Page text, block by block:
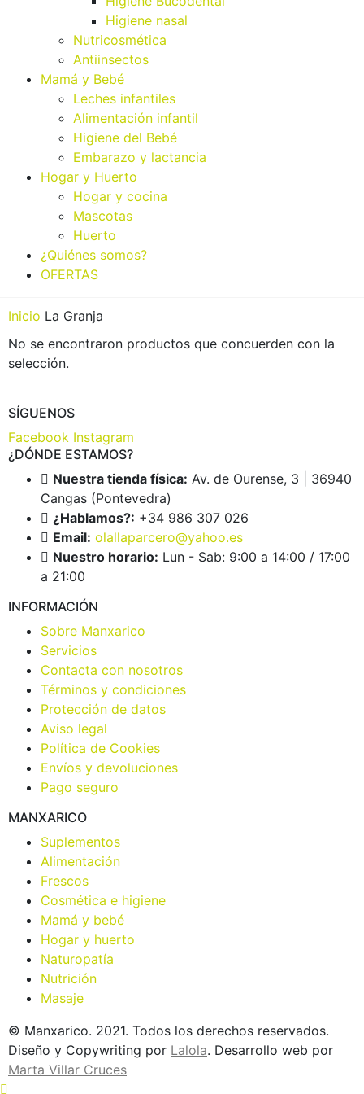
Higiene nasal
Nutricosmética
Antiinsectos
Mamá y Bebé
Leches infantiles
Alimentación infantil
Higiene del Bebé
Embarazo y lactancia
Hogar y Huerto
Hogar y cocina
Mascotas
Huerto
¿Quiénes somos?
OFERTAS
Inicio La Granja
No se encontraron productos que concuerden con la
selección.
SÍGUENOS
Facebook Instagram
¿DÓNDE ESTAMOS?
Nuestra tienda física: Av. de Ourense, 3 | 36940
Cangas (Pontevedra)
¿Hablamos?: +34 986 307 026
Email: olallaparcero@yahoo.es
Nuestro horario: Lun - Sab: 9:00 a 14:00 / 17:00
a 21:00
INFORMACIÓN
Sobre Manxarico
Servicios
Contacta con nosotros
Términos y condiciones
Protección de datos
Aviso legal
Política de Cookies
Envíos y devoluciones
Pago seguro
MANXARICO
Suplementos
Alimentación
Frescos
Cosmética e higiene
Mamá y bebé
Hogar y huerto
Naturopatía
Nutrición
Masaje
© Manxarico. 2021. Todos los derechos reservados.
Diseño y Copywriting por Lalola. Desarrollo web por
Marta Villar Cruces